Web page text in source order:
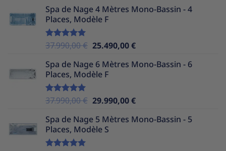
initial
était :
actuel
Spa de Nage 4 Mètres Mono-Bassin - 4
Places, Modèle F
Note5.00
37.990,00€ Le
initial
était :
25.490,00€Le
actuel
Spa de Nage 6 Mètres Mono-Bassin - 6
Places, Modèle F
Note5.00
37.990,00€ Le
initial
était :
29.990,00€Le
actuel
Spa de Nage 5 Mètres Mono-Bassin - 5
Places, Modèle S